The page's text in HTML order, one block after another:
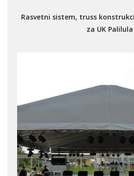
Rasvetni sistem, truss
za UK Palilula